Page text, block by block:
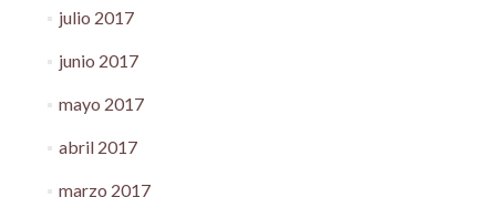
julio 2017
junio 2017
mayo 2017
abril 2017
marzo 2017